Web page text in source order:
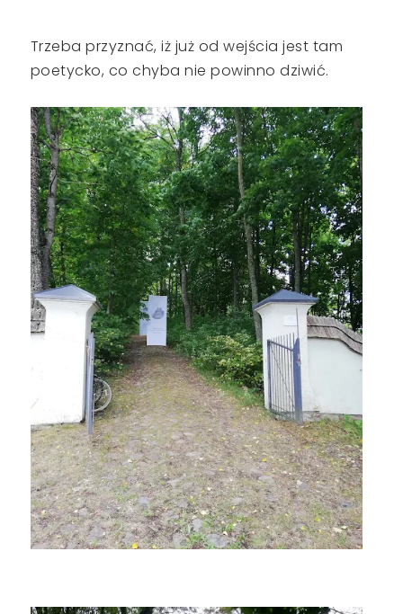
Trzeba przyznać, iż już od wejścia jest tam
poetycko, co chyba nie powinno dziwić.